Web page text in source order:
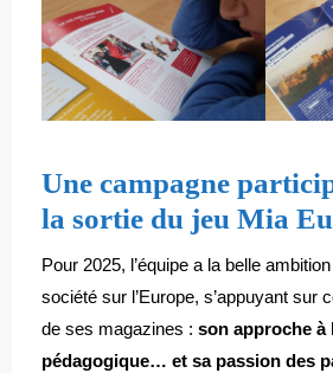
Une campagne
la sortie du jeu Mia
Pour 2025, l’équipe a la belle
société sur l’Europe, s’appuyant sur
de ses magazines : son approche à
pédagogique… et sa passion des